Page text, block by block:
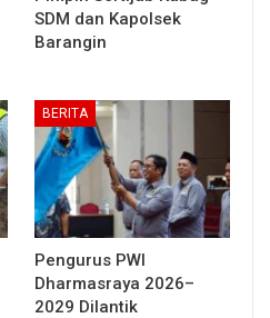
SDM dan Kapolsek
Barangin
BERITA
Pengurus PWI
Dharmasraya 2026–
2029 Dilantik